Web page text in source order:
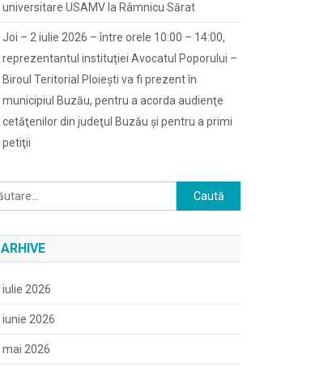
universitare USAMV la Râmnicu Sărat
Joi – 2 iulie 2026 – între orele 10:00 – 14:00,
reprezentantul instituţiei Avocatul Poporului –
Biroul Teritorial Ploieşti va fi prezent în
municipiul Buzău, pentru a acorda audienţe
cetăţenilor din judeţul Buzău şi pentru a primi
petiţii
Caută
după:
ARHIVE
iulie 2026
iunie 2026
mai 2026